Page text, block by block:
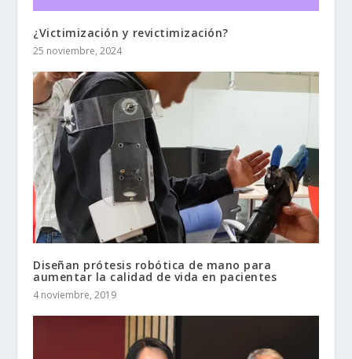
¿Victimización y revictimización?
25 noviembre, 2024
Diseñan prótesis robótica de mano para
aumentar la calidad de vida en pacientes
4 noviembre, 2019